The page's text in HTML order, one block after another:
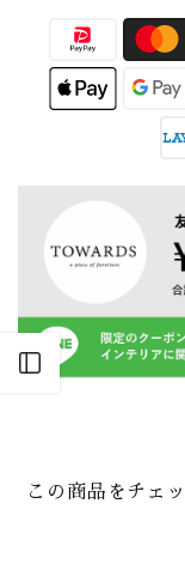
Open sidebar
この商品をチェ